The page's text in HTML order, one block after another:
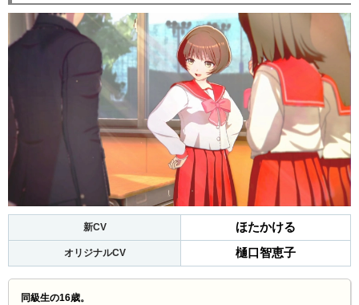
新CV ほたかける
オリジナルCV 樋口智恵子
同級生の16歳。